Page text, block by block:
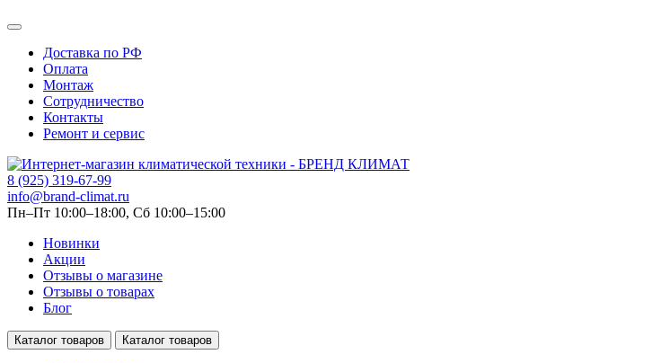
Доставка по РФ
Оплата
Монтаж
Сотрудничество
Контакты
Ремонт и сервис
8 (925) 319-67-99
info@brand-climat.ru
Пн–Пт 10:00–18:00, Сб 10:00–15:00
Новинки
Акции
Отзывы о магазине
Отзывы о товарах
Блог
Каталог товаров Каталог товаров